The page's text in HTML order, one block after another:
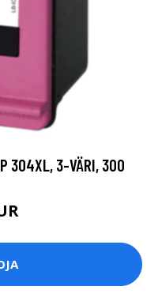
304XL, 3-VÄRI, 300